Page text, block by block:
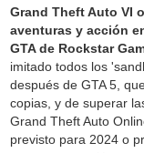
Grand Theft Auto VI
aventuras y acción
GTA de Rockstar
imitado todos los
después de GTA 5,
copias, y de superar
Grand Theft Auto
previsto para 2024 o